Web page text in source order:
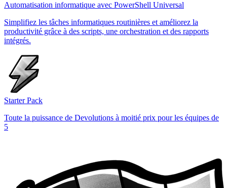
Automatisation informatique avec PowerShell Universal
Simplifiez les tâches informatiques routinières et améliorez la
productivité grâce à des scripts, une orchestration et des rapports
intégrés.
Starter Pack
Toute la puissance de Devolutions à moitié prix pour les équipes de
5